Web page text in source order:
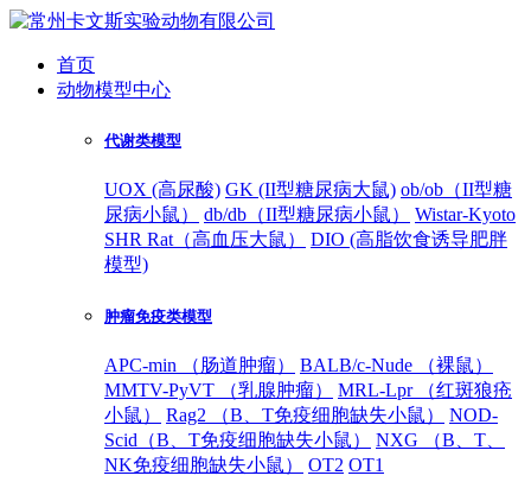
首页
动物模型中心
代谢类模型
UOX (高尿酸) GK (II型糖尿病大鼠) ob/ob（II型糖
尿病小鼠）
db/db（II型糖尿病小鼠）
Wistar-Kyoto
SHR Rat（高血压大鼠）
DIO (高脂饮食诱导肥胖
模型)
肿瘤免疫类模型
APC-min （肠道肿瘤）
BALB/c-Nude （裸鼠）
MMTV-PyVT （乳腺肿瘤）
MRL-Lpr （红斑狼疮
小鼠）
Rag2 （B、T免疫细胞缺失小鼠）
NOD-
Scid（B、T免疫细胞缺失小鼠）
NXG （B、T、
NK免疫细胞缺失小鼠）
OT2 OT1